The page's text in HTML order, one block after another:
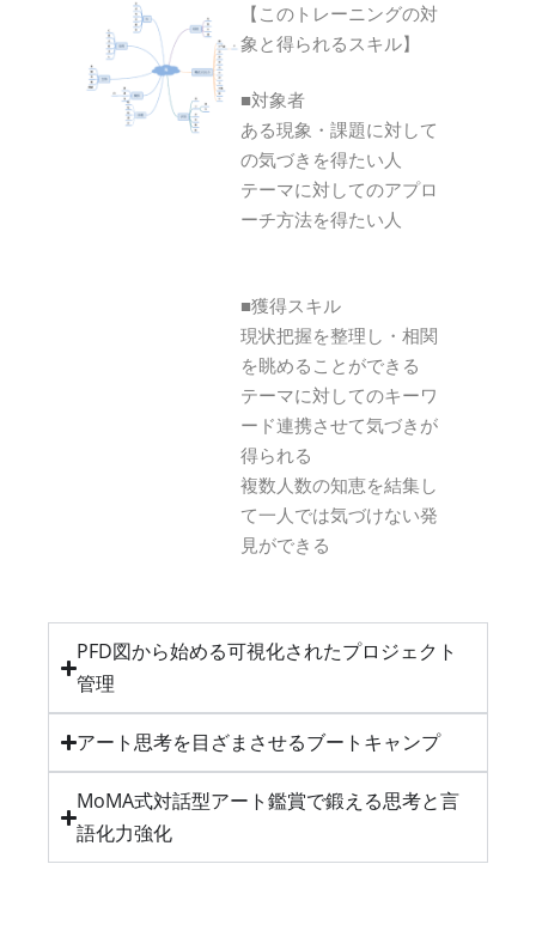
【このトレーニングの対
象と得られるスキル】
■対象者
ある現象・課題に対して
の気づきを得たい人
テーマに対してのアプロ
ーチ方法を得たい人
■獲得スキル
現状把握を整理し・相関
を眺めることができる
テーマに対してのキーワ
ード連携させて気づきが
得られる
複数人数の知恵を結集し
て一人では気づけない発
見ができる
PFD図から始める可視化されたプロジェクト
管理
アート思考を目ざまさせるブートキャンプ
MoMA式対話型アート鑑賞で鍛える思考と言
語化力強化